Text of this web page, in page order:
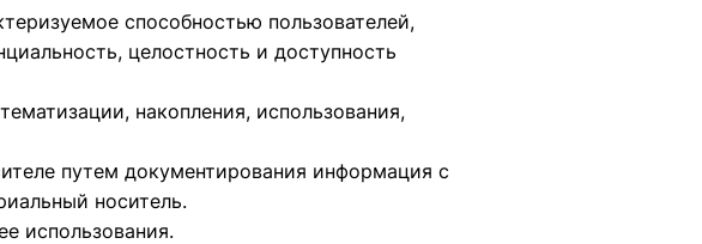
способностью пользователей,
целостность и доступность
накопления, использования,
путем документирования информация с
носитель.
использования.